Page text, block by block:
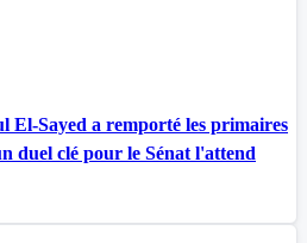
El-Sayed a remporté les primaires
duel clé pour le Sénat l'attend